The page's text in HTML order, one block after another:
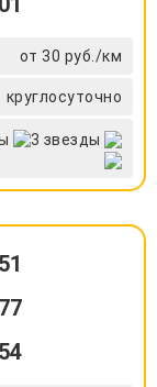
от 30 руб./км
круглосуточно